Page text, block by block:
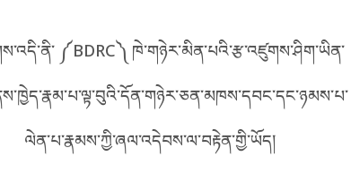
བོད་ཡིག
English
༼BDRC༽ ཁེ་གཉེར་མིན་པའི་རྩ་འཛུགས་ཤིག་ཡིན་
ལེན་པ་རྣམས་ཀྱི་ཞལ་འདེབས་ལ་བརྟེན་གྱི་ཡོད།
metadata ཕབ་ལེན། འདིའི་ཡོང་ཁུངས།